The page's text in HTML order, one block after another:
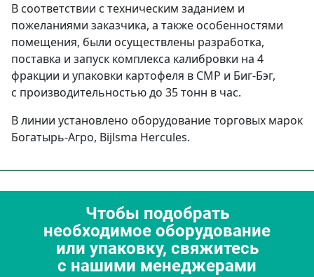
В соответствии с техническим заданием и
пожеланиями заказчика, а также особенностями
помещения, были осуществлены разработка,
поставка и запуск комплекса калибровки на 4
фракции и упаковки картофеля в СМР и Биг-Бэг,
с производительностью до 35 тонн в час.
В линии установлено оборудование торговых марок
Богатырь-Агро, Bijlsma Hercules.
Чтобы подобрать
необходимое оборудование
или упаковку, свяжитесь
с нашими менеджерами